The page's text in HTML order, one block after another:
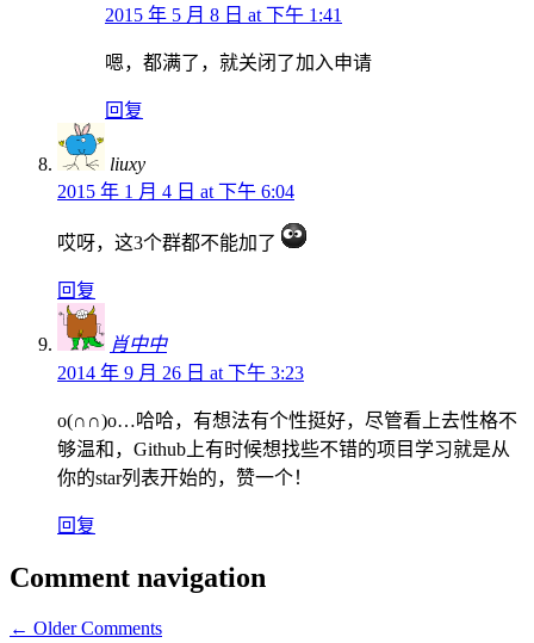
2015 年 5 月 8 日 at 下午 1:41
嗯，都满了，就关闭了加入申请
回复
liuxy
2015 年 1 月 4 日 at 下午 6:04
哎呀，这3个群都不能加了
回复
肖中中
2014 年 9 月 26 日 at 下午 3:23
o(∩∩)o…哈哈，有想法有个性挺好，尽管看上去性格不
够温和，Github上有时候想找些不错的项目学习就是从
你的star列表开始的，赞一个！
回复
Comment navigation
← Older Comments